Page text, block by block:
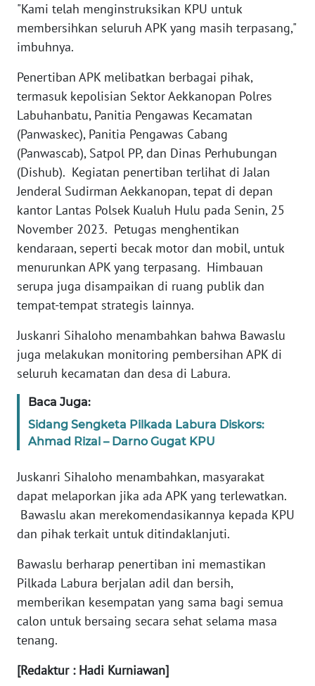
"Kami telah menginstruksikan KPU untuk
membersihkan seluruh APK yang masih terpasang,"
imbuhnya.
Penertiban APK melibatkan berbagai pihak,
termasuk kepolisian Sektor Aekkanopan Polres
Labuhanbatu, Panitia Pengawas Kecamatan
(Panwaskec), Panitia Pengawas Cabang
(Panwascab), Satpol PP, dan Dinas Perhubungan
(Dishub). Kegiatan penertiban terlihat di Jalan
Jenderal Sudirman Aekkanopan, tepat di depan
kantor Lantas Polsek Kualuh Hulu pada Senin, 25
November 2023. Petugas menghentikan
kendaraan, seperti becak motor dan mobil, untuk
menurunkan APK yang terpasang. Himbauan
serupa juga disampaikan di ruang publik dan
tempat-tempat strategis lainnya.
Juskanri Sihaloho menambahkan bahwa Bawaslu
juga melakukan monitoring pembersihan APK di
seluruh kecamatan dan desa di Labura.
Baca Juga:
Sidang Sengketa Pilkada Labura Diskors:
Ahmad Rizal – Darno Gugat KPU
Juskanri Sihaloho menambahkan, masyarakat
dapat melaporkan jika ada APK yang terlewatkan.
Bawaslu akan merekomendasikannya kepada KPU
dan pihak terkait untuk ditindaklanjuti.
Bawaslu berharap penertiban ini memastikan
Pilkada Labura berjalan adil dan bersih,
memberikan kesempatan yang sama bagi semua
calon untuk bersaing secara sehat selama masa
tenang.
[Redaktur : Hadi Kurniawan]
WN
RIAU
SERAMBI
WN
JAMBI
WN
SULTRA
NTB
WN
SULTENG
SULBAR
WN
WN
SUMBAR
WN
SUMSEL
WN
WN
LAMPUNG
WN